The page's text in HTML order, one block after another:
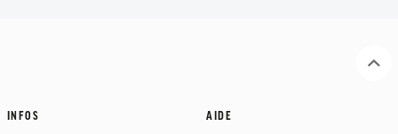
INFOS AIDE